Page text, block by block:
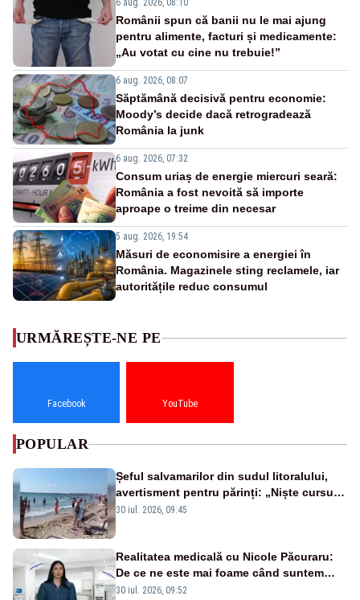
6 aug. 2026, 08:10
Românii spun că banii nu le mai ajung
pentru alimente, facturi și medicamente:
„Au votat cu cine nu trebuie!”
6 aug. 2026, 08:07
Săptămână decisivă pentru economie:
Moody’s decide dacă retrogradează
România la junk
6 aug. 2026, 07:32
Consum uriaș de energie miercuri seară:
România a fost nevoită să importe
aproape o treime din necesar
5 aug. 2026, 19:54
Măsuri de economisire a energiei în
România. Magazinele sting reclamele, iar
autoritățile reduc consumul
URMĂREȘTE-NE PE
Facebook YouTube
POPULAR
Șeful salvamarilor din sudul litoralului,
avertisment pentru părinți: „Niște cursuri
de înot la piscină nu sunt suficiente”
30 iul. 2026, 09:45
Realitatea medicală cu Nicole Păcuraru:
De ce ne este mai foame când suntem
obosiți?
30 iul. 2026, 09:52